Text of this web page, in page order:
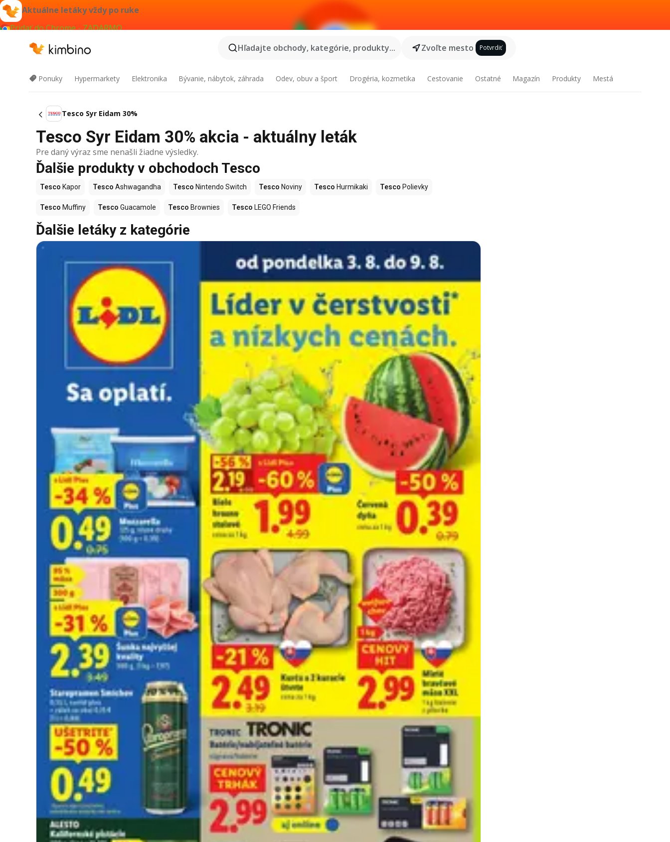
Aktuálne letáky vždy po ruke
Pridať do Chrome - ZADARMO
Hľadajte obchody, kategórie, produkty...
Zvoľte mesto Potvrdiť
Ponuky Hypermarkety Elektronika Bývanie, nábytok, záhrada Odev, obuv a šport Drogéria, kozmetika Cestovanie Ostatné Magazín Produkty Mestá
Tesco Syr Eidam 30%
Tesco Syr Eidam 30% akcia - aktuálny leták
Pre daný výraz sme nenašli žiadne výsledky.
Ďalšie produkty v obchodoch Tesco
Tesco Kapor Tesco Ashwagandha Tesco Nintendo Switch Tesco Noviny Tesco Hurmikaki Tesco Polievky
Tesco Muffiny Tesco Guacamole Tesco Brownies Tesco LEGO Friends
Ďalšie letáky z kategórie